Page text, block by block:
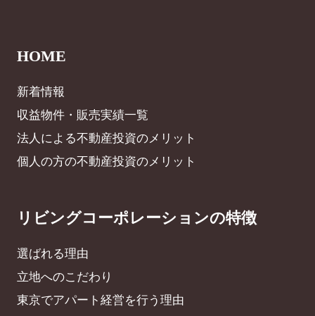
HOME
新着情報
収益物件・販売実績一覧
法人による不動産投資のメリット
個人の方の不動産投資のメリット
リビングコーポレーションの特徴
選ばれる理由
立地へのこだわり
東京でアパート経営を行う理由